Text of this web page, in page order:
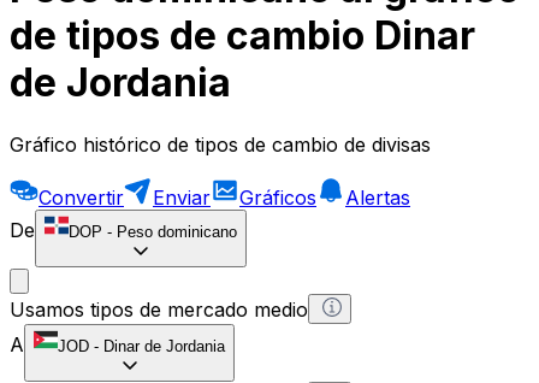
de tipos de cambio Dinar
de Jordania
Gráfico histórico de tipos de cambio de divisas
Convertir Enviar Gráficos
Alertas
De
DOP - Peso dominicano
Usamos tipos de mercado medio
A
JOD - Dinar de Jordania